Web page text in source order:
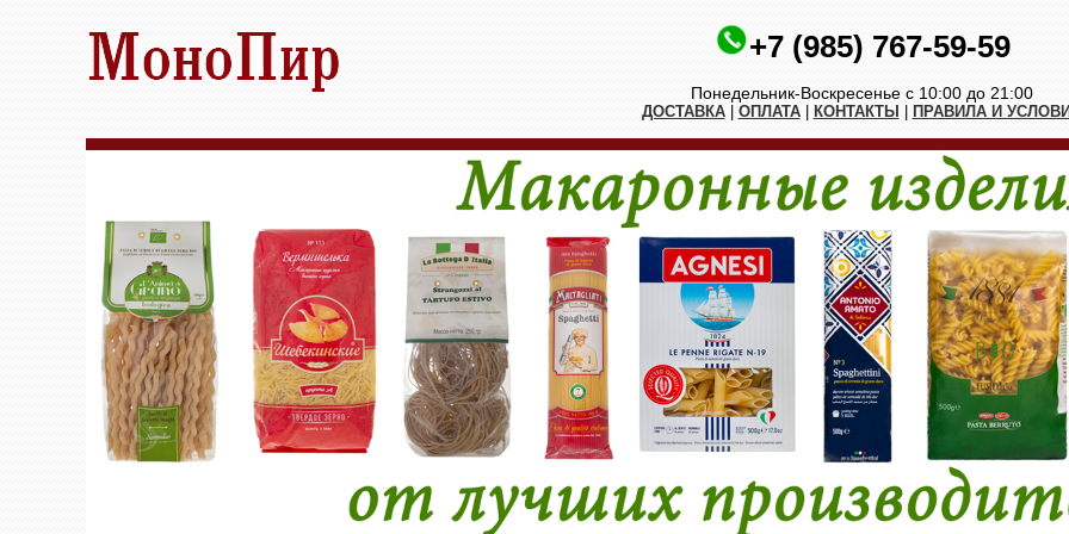
+7 (985) 767-59-59
Понедельник-Воскресенье с 10:00 до 21:00
ДОСТАВКА| ОПЛАТА| КОНТАКТЫ ПРАВИЛА И